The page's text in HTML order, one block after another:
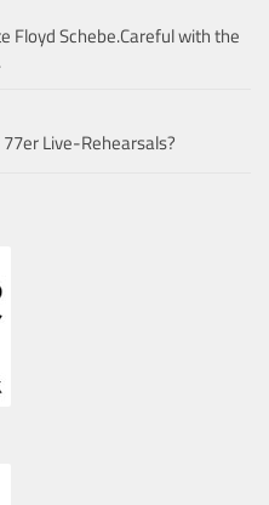
Floyd Schebe.Careful with the
Live-Rehearsals?